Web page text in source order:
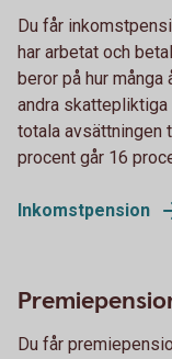
Du får
har arbetat och
beror på hur många
andra skattepliktiga
totala avsättningen
procent går 16
Inkomstpension
Du får